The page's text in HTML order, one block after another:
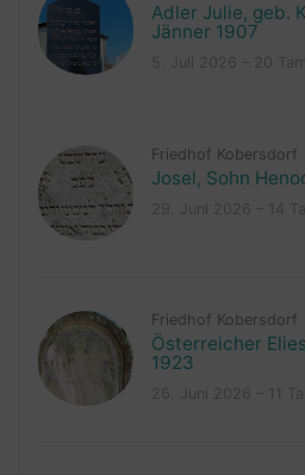
Adler Julie, geb.
Jänner 1907
Friedhof Kobersdorf
Josel, Sohn
Friedhof Kobersdorf
Österreicher
1923